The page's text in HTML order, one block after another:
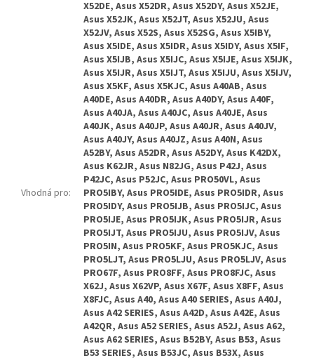
Vhodná pro:
X52DE, Asus X52DR, Asus X52DY, Asus X52JE,
Asus X52JK, Asus X52JT, Asus X52JU, Asus
X52JV, Asus X52S, Asus X52SG, Asus X5IBY,
Asus X5IDE, Asus X5IDR, Asus X5IDY, Asus X5IF,
Asus X5IJB, Asus X5IJC, Asus X5IJE, Asus X5IJK,
Asus X5IJR, Asus X5IJT, Asus X5IJU, Asus X5IJV,
Asus X5KF, Asus X5KJC, Asus A40AB, Asus
A40DE, Asus A40DR, Asus A40DY, Asus A40F,
Asus A40JA, Asus A40JC, Asus A40JE, Asus
A40JK, Asus A40JP, Asus A40JR, Asus A40JV,
Asus A40JY, Asus A40JZ, Asus A40N, Asus
A52BY, Asus A52DR, Asus A52DY, Asus K42DX,
Asus K62JR, Asus N82JG, Asus P42J, Asus
P42JC, Asus P52JC, Asus PRO50VL, Asus
PRO5IBY, Asus PRO5IDE, Asus PRO5IDR, Asus
PRO5IDY, Asus PRO5IJB, Asus PRO5IJC, Asus
PRO5IJE, Asus PRO5IJK, Asus PRO5IJR, Asus
PRO5IJT, Asus PRO5IJU, Asus PRO5IJV, Asus
PRO5IN, Asus PRO5KF, Asus PRO5KJC, Asus
PRO5LJT, Asus PRO5LJU, Asus PRO5LJV, Asus
PRO67F, Asus PRO8FF, Asus PRO8FJC, Asus
X62J, Asus X62VP, Asus X67F, Asus X8FF, Asus
X8FJC, Asus A40, Asus A40 SERIES, Asus A40J,
Asus A42 SERIES, Asus A42D, Asus A42E, Asus
A42QR, Asus A52 SERIES, Asus A52J, Asus A62,
Asus A62 SERIES, Asus B52BY, Asus B53, Asus
B53 SERIES, Asus B53JC, Asus B53X, Asus